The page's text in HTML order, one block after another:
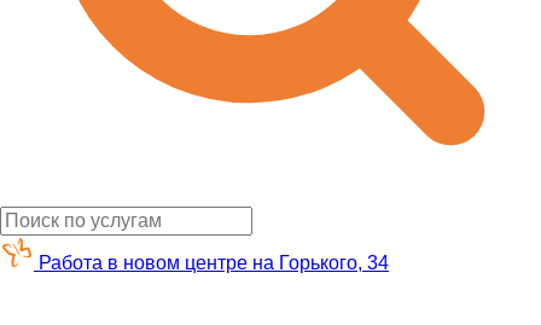
Работа в новом центре на Горького, 34